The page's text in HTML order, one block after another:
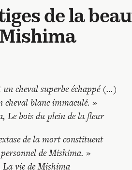
de la
Mishima
un cheval superbe échappé (…)
cheval blanc immaculé. »
Le bois du plein de la fleur
de la mort constituent
de Mishima. »
La vie de Mishima